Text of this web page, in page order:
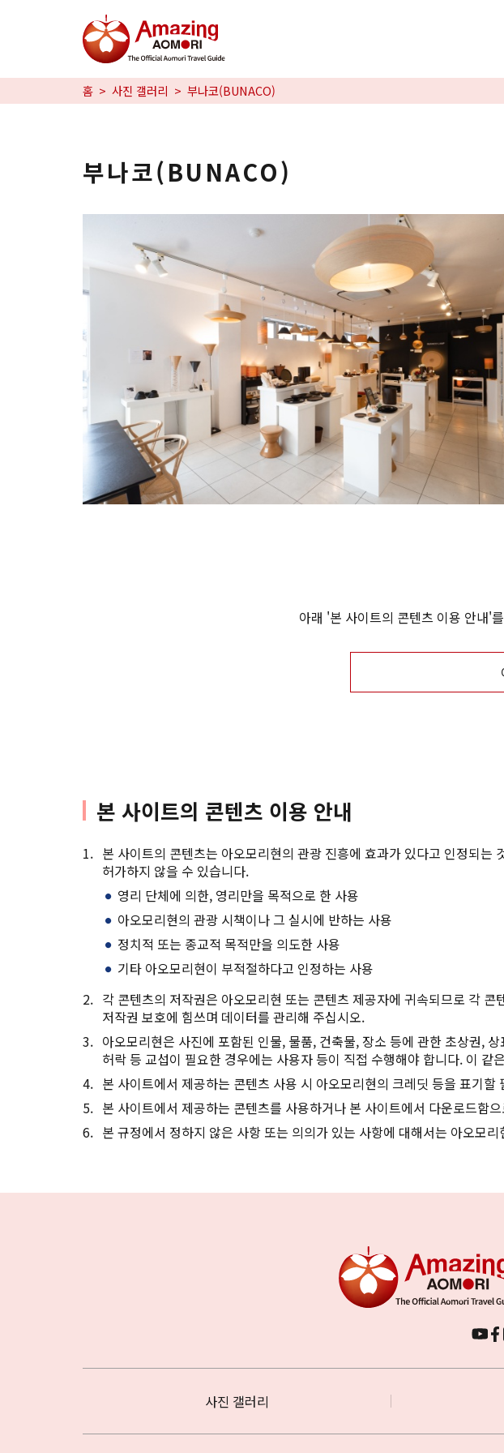
특집
즐길 거리
繁体中文
홈 사진 갤러리 부나코(BUNACO)
부나코(BUNACO)
아래 '본 사이트의 콘텐츠 이용 안내'
본 사이트의 콘텐츠 이용 안내
본 사이트의 콘텐츠는 아오모리현의 관광 진흥에 효과가 있다고 인정되
허가하지 않을 수 있습니다.
영리 단체에 의한, 영리만을 목적으로 한 사용
아오모리현의 관광 시책이나 그 실시에 반하는 사용
정치적 또는 종교적 목적만을 의도한 사용
기타 아오모리현이 부적절하다고 인정하는 사용
각 콘텐츠의 저작권은 아오모리현 또는 콘텐츠 제공자에 귀속되므로 각
저작권 보호에 힘쓰며 데이터를 관리해 주십시오.
아오모리현은 사진에 포함된 인물, 물품, 건축물, 장소 등에 관한 초상권,
허락 등 교섭이 필요한 경우에는 사용자 등이 직접 수행해야 합니다. 이
본 사이트에서 제공하는 콘텐츠 사용 시 아오모리현의 크레딧 등을 표기할
본 사이트에서 제공하는 콘텐츠를 사용하거나 본 사이트에서 다운로드함
본 규정에서 정하지 않은 사항 또는 의의가 있는 사항에 대해서는 아오모
사진 갤러리